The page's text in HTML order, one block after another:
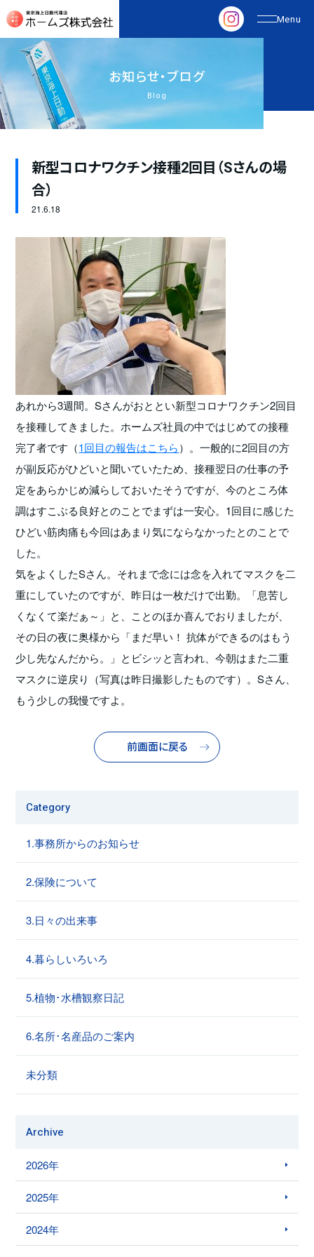
お知らせ・ブログ
Blog
新型コロナワクチン接種2回目（Sさんの場
合）
21.6.18
あれから3週間。Sさんがおととい新型コロナワクチン2回目
を接種してきました。ホームズ社員の中ではじめての接種
完了者です（1回目の報告はこちら）。一般的に2回目の方
が副反応がひどいと聞いていたため、接種翌日の仕事の予
定をあらかじめ減らしておいたそうですが、今のところ体
調はすこぶる良好とのことでまずは一安心。1回目に感じた
ひどい筋肉痛も今回はあまり気にならなかったとのことで
した。
気をよくしたSさん。それまで念には念を入れてマスクを二
重にしていたのですが、昨日は一枚だけで出勤。「息苦し
くなくて楽だぁ～」と、ことのほか喜んでおりましたが、
その日の夜に奥様から「まだ早い！ 抗体ができるのはもう
少し先なんだから。」とビシッと言われ、今朝はまた二重
マスクに逆戻り（写真は昨日撮影したものです）。Sさん、
もう少しの我慢ですよ。
前画面に戻る
Category
1.事務所からのお知らせ
2.保険について
3.日々の出来事
4.暮らしいろいろ
5.植物･水槽観察日記
6.名所･名産品のご案内
未分類
Archive
2026年
2025年
2024年